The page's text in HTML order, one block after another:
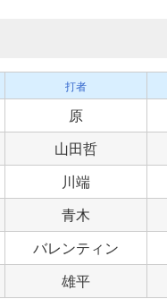
打者
原
山田哲
川端
青木
バレンティン
雄平